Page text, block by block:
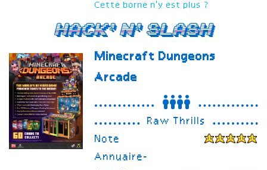
Cette borne n'y est plus ?
Hack'n'Slash
Minecraft Dungeons
Arcade
Raw Thrills
Note
Annuaire-